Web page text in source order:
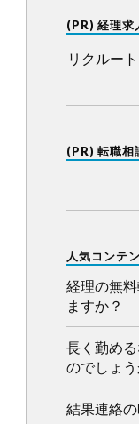
(PR) 経理求
リクルー
(PR) 転職相
人気コンテ
経理の無
ますか？
長く勤め
のでしょう
結果連絡